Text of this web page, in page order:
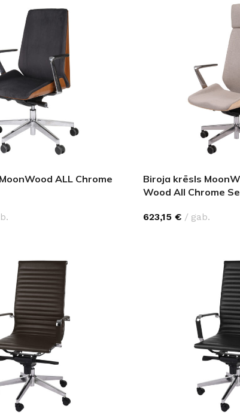
ALL Chrome
Biroja krēsls
Wood All Chrome
623,15 € gab.